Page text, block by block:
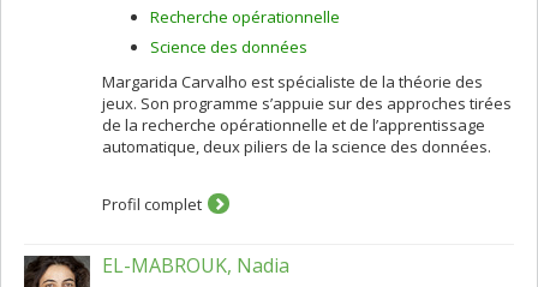
Recherche opérationnelle
Science des données
Margarida Carvalho est spécialiste de la théorie des
jeux. Son programme s’appuie sur des approches tirées
de la recherche opérationnelle et de l’apprentissage
automatique, deux piliers de la science des données.
Profil complet
EL-MABROUK, Nadia